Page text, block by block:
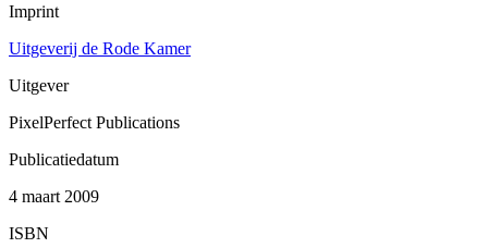
Imprint
Uitgeverij de Rode Kamer
Uitgever
PixelPerfect Publications
Publicatiedatum
4 maart 2009
ISBN